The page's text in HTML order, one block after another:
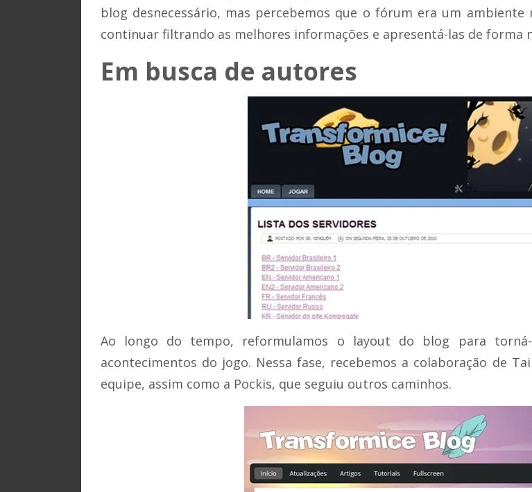
blog desnecessário, mas percebemos que o fórum era um
continuar filtrando as melhores informações e apresentá-las de forma
Em busca de autores
Ao longo do tempo, reformulamos o layout do blog para
acontecimentos do jogo. Nessa fase, recebemos a colaboração de
equipe, assim como a Pockis, que seguiu outros caminhos.